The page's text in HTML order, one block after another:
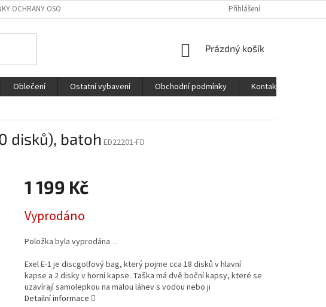
OCHRANY OSOBNÍCH ÚDAJŮ Přihlášení
NÁKUPNÍ
Prázdný košík
Oblečení Ostatní vybavení Obchodní podmínky
Kontakty
disků), batoh ED22201-FD
1 199 Kč
cena:
Vyprodáno
Položka byla vyprodána…
Exel E-1 je discgolfový bag, který pojme cca 18 disků v hlavní
kapse a 2 disky v horní kapse. Taška má dvě boční kapsy, které se
uzavírají samolepkou na malou láhev s vodou nebo ji
Detailní informace